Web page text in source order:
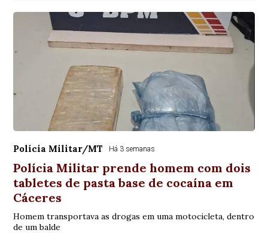
Polícia Militar/MT Há 3 semanas
Polícia Militar prende homem com dois
tabletes de pasta base de cocaína em
Cáceres
Homem transportava as drogas em uma motocicleta, dentro
de um balde